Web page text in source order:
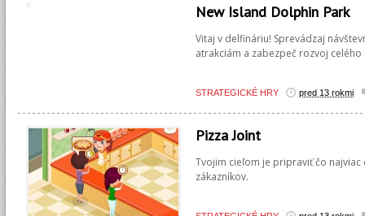
New Island Dolphin Park
Vitaj v delfináriu! Sprevádzaj
atrakciám a zabezpeč rozvoj celého
STRATEGICKÉ HRY pred 13 rokmi
Pizza Joint
Tvojim cieľom je pripraviť čo
zákazníkov.